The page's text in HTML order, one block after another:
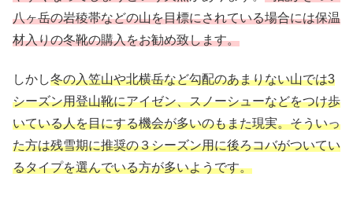
八ヶ岳の岩稜帯などの山を目標にされている場合には保温
材入りの冬靴の購入をお勧め致します。
しかし冬の入笠山や北横岳など勾配のあまりない山では3
シーズン用登山靴にアイゼン、スノーシューなどをつけ歩
いている人を目にする機会が多いのもまた現実。そういっ
た方は残雪期に推奨の３シーズン用に後ろコバがついてい
るタイプを選んでいる方が多いようです。